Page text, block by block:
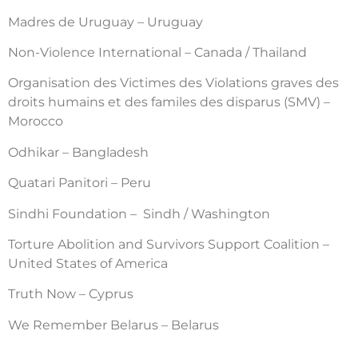
Madres de Uruguay – Uruguay
Non-Violence International – Canada / Thailand
Organisation des Victimes des Violations graves des
droits humains et des familes des disparus (SMV) –
Morocco
Odhikar – Bangladesh
Quatari Panitori – Peru
Sindhi Foundation – Sindh / Washington
Torture Abolition and Survivors Support Coalition –
United States of America
Truth Now – Cyprus
We Remember Belarus – Belarus